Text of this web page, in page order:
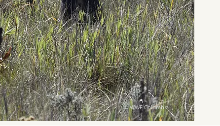
© WWF Colombia